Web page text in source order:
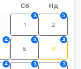
Сб Нд
1
3
2
5
4
8
3
9
4
4 3 3